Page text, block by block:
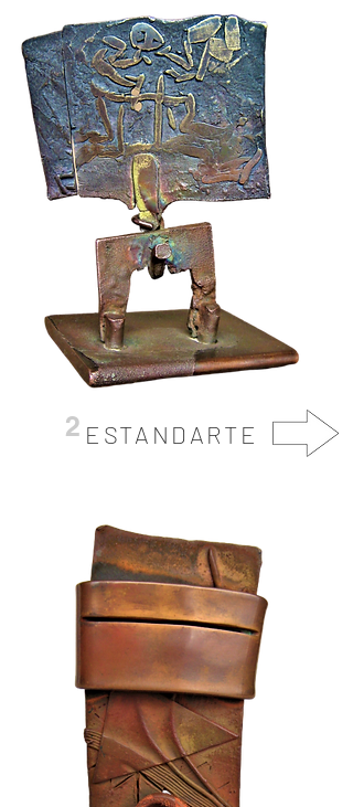
ESTANDARTE
2